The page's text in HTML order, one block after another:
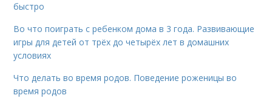
быстро
Во что поиграть с ребенком дома в 3 года. Развивающие
игры для детей от трёх до четырёх лет в домашних
условиях
Что делать во время родов. Поведение роженицы во
время родов